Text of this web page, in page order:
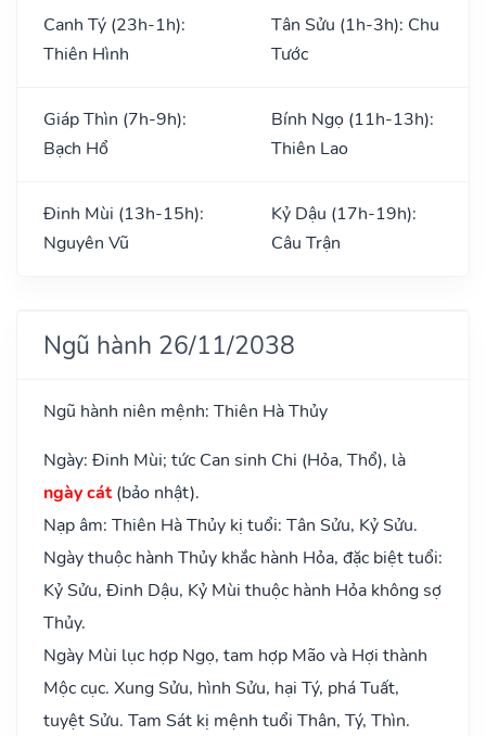
Canh Tý (23h-1h):
Thiên Hình
Tân Sửu (1h-3h): Chu
Tước
Giáp Thìn (7h-9h):
Bạch Hổ
Bính Ngọ (11h-13h):
Thiên Lao
Đinh Mùi (13h-15h):
Nguyên Vũ
Kỷ Dậu (17h-19h):
Câu Trận
Ngũ hành 26/11/2038
Ngũ hành niên mệnh: Thiên Hà Thủy
Ngày: Đinh Mùi; tức Can sinh Chi (Hỏa, Thổ), là
ngày cát(bảo nhật).
Nạp âm: Thiên Hà Thủy kị tuổi: Tân Sửu, Kỷ Sửu.
Ngày thuộc hành Thủy khắc hành Hỏa, đặc biệt tuổi:
Kỷ Sửu, Đinh Dậu, Kỷ Mùi thuộc hành Hỏa không sợ
Thủy.
Ngày Mùi lục hợp Ngọ, tam hợp Mão và Hợi thành
Mộc cục. Xung Sửu, hình Sửu, hại Tý, phá Tuất,
tuyệt Sửu. Tam Sát kị mệnh tuổi Thân, Tý, Thìn.